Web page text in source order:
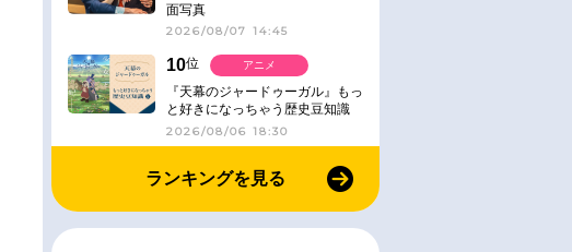
面写真
2026/08/07 14:45
10位
『天幕のジャードゥーガル』もっ
と好きになっちゃう歴史豆知識
2026/08/06 18:30
アニメ
ランキングを見る